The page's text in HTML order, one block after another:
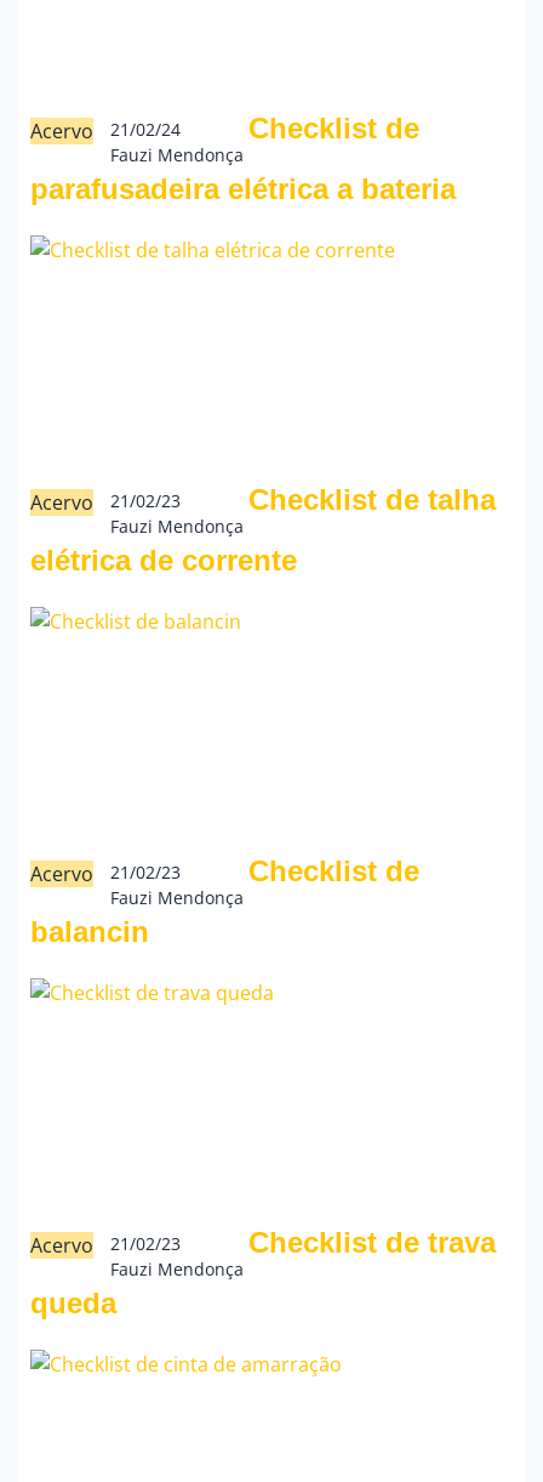
Acervo
21/02/24
Fauzi Mendonça
Checklist de
parafusadeira elétrica a bateria
Acervo
21/02/23
Fauzi Mendonça
Checklist de talha
elétrica de corrente
Acervo
21/02/23
Fauzi Mendonça
Checklist de
balancin
Acervo
21/02/23
Fauzi Mendonça
Checklist de trava
queda